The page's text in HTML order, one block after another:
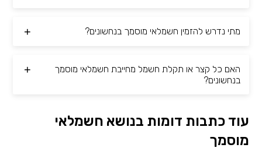
מתי נדרש להזמין חשמלאי מוסמך בנחשונים?
האם כל קצר או תקלת חשמל מחייבת חשמלאי מוסמך
בנחשונים?
עוד כתבות דומות בנושא חשמלאי
מוסמך